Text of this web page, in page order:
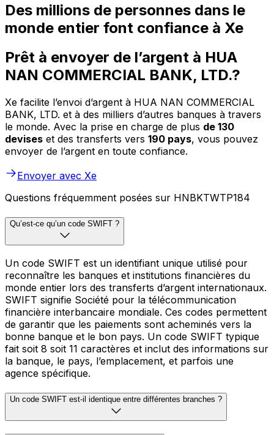
Des millions de personnes dans le
monde entier font confiance à Xe
Prêt à envoyer de l’argent à HUA
NAN COMMERCIAL BANK, LTD.?
Xe facilite l’envoi d’argent à HUA NAN COMMERCIAL
BANK, LTD. et à des milliers d’autres banques à travers
le monde. Avec la prise en charge de plus de 130
devises et des transferts vers 190 pays, vous pouvez
envoyer de l’argent en toute confiance.
Envoyer avec Xe
Questions fréquemment posées sur HNBKTWTP184
Qu’est-ce qu’un code SWIFT ?
Un code SWIFT est un identifiant unique utilisé pour
reconnaître les banques et institutions financières du
monde entier lors des transferts d’argent internationaux.
SWIFT signifie Société pour la télécommunication
financière interbancaire mondiale. Ces codes permettent
de garantir que les paiements sont acheminés vers la
bonne banque et le bon pays. Un code SWIFT typique
fait soit 8 soit 11 caractères et inclut des informations sur
la banque, le pays, l’emplacement, et parfois une
agence spécifique.
Un code SWIFT est-il identique entre différentes branches ?